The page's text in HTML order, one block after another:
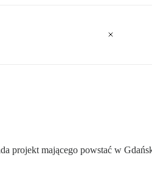
projekt mającego powstać w